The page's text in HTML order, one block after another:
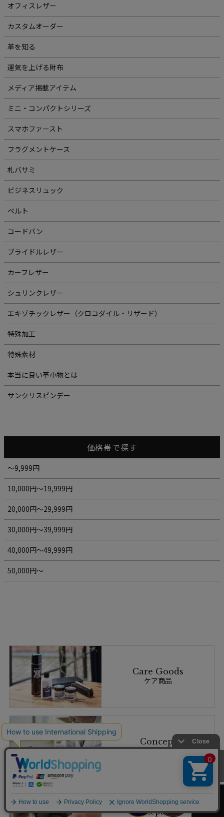
オフィスレザー
カスタムオーダー
革を知る
運気を上げる財布
メディア掲載アイテム
ミニ・コンパクトシリーズ
スマホファースト
フラグメントケース
札バサミ
ビジネスリュック
ベルト
コードバン
ブライドルレザー
カーフレザー
シュリンクレザー
エキゾチックレザー（クロコダイル・リザード）
特殊加工
特殊素材
本当に良い革小物とは
サンクリスピンデー
価格帯で探す
～9,999円
10,000円～19,999円
20,000円～29,999円
30,000円～39,999円
40,000円～49,999円
50,000円～
Care Goods
ケア商品
Concept
私たちのこだわり
Repair
カートへ